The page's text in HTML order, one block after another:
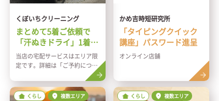
くぼいちクリーニング
まとめて5着ご依頼で
「汗ぬきドライ」1着無
料
当店の宅配サービスはエリア限
定です。詳細は「ご予約につい
かめ吉時短研究所
「タイピングクイック
講座」パスワード進呈
オンライン店舗
くらし 複数エリア くらし 複数エリア